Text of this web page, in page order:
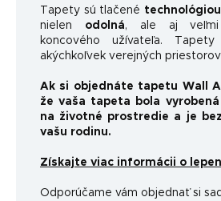
Tapety sú tlačené
nielen odolná, ale aj
koncového užívateľa.
akýchkoľvek verejných
Ak si objednáte tapetu Wall
že vaša tapeta bola
na životné prostredie a je
vašu rodinu.
Získajte viac informácii o
Odporúčame vám objednať si